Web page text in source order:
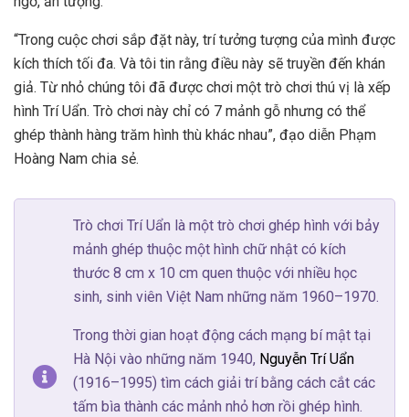
“Trong cuộc chơi sắp đặt này, trí tưởng tượng của mình được
kích thích tối đa. Và tôi tin rằng điều này sẽ truyền đến khán
giả. Từ nhỏ chúng tôi đã được chơi một trò chơi thú vị là xếp
hình Trí Uẩn. Trò chơi này chỉ có 7 mảnh gỗ nhưng có thể
ghép thành hàng trăm hình thù khác nhau”, đạo diễn Phạm
Hoàng Nam chia sẻ.
Trò chơi Trí Uẩn là một trò chơi ghép hình với bảy
mảnh ghép thuộc một hình chữ nhật có kích
thước 8 cm x 10 cm quen thuộc với nhiều học
sinh, sinh viên Việt Nam những năm 1960–1970.
Trong thời gian hoạt động cách mạng bí mật tại
Hà Nội vào những năm 1940, Nguyễn Trí Uẩn
(1916–1995) tìm cách giải trí bằng cách cắt các
tấm bìa thành các mảnh nhỏ hơn rồi ghép hình.